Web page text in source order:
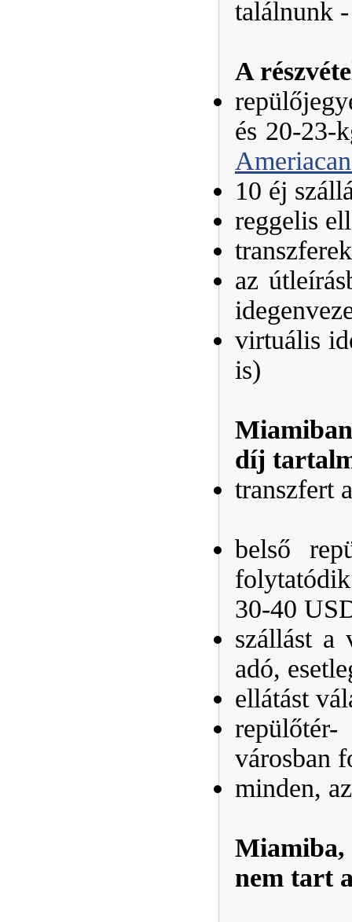
találnunk
A
és 20-23-
10 éj
reggelis
az
virtuális
is)
díj
transzfert
belső
30-40
szállást a
adó,
ellátást
városban
minden,
nem tart